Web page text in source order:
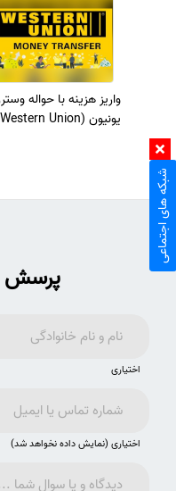
واریز هزینه با حواله
یونیون (Western Union)
پرسش
اختیاری
اختیاری (نمایش داده نخواهد شد)
شبکه های اجتماعی